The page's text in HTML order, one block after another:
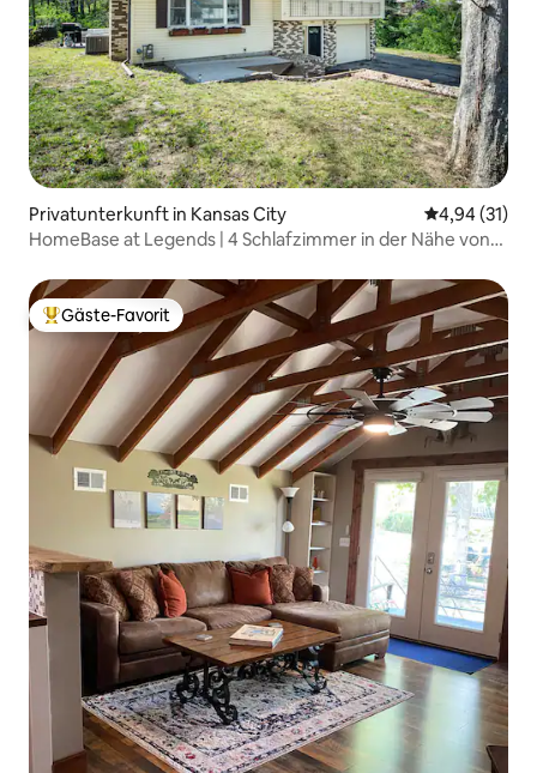
Privatunterkunft in Kansas City
4,94 (31)
HomeBase at Legends | 4 Schlafzimmer in der Nähe von
Beliebter Gäste-Favorit.
Gäste-Favorit